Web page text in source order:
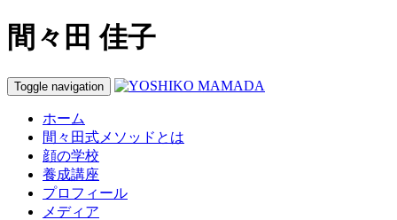
間々田 佳子
Toggle navigation
ホーム
間々田式メソッドとは
顔の学校
養成講座
プロフィール
メディア